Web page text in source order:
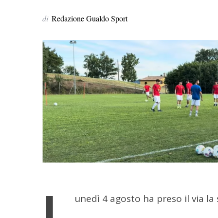
di Redazione Gualdo Sport
unedì 4 agosto ha preso il via